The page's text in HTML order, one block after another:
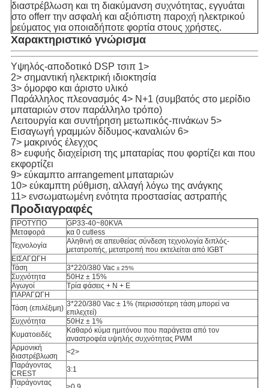
διαστρέβλωση και τη διακύμανση συχνότητας, εγγυάται
στο offerr την ασφαλή και αξιόπιστη παροχή ηλεκτρικού
ρεύματος για οποιαδήποτε φορτία στους χρήστες.
Χαρακτηριστικό γνώρισμα
Υψηλός-αποδοτικό DSP τσιπ 1>
2> σημαντική ηλεκτρική ιδιοκτησία
3> όμορφο και άριστο υλικό
Παράλληλος πλεονασμός 4> N+1 (συμβατός στο μερίδιο
μπαταριών στον παράλληλο τρόπο)
Λειτουργία και συντήρηση μετωπικός-πινάκων 5>
Εισαγωγή γραμμών δίδυμος-καναλιών 6>
7> μακρινός έλεγχος
8> ευφυής διαχείριση της μπαταρίας που φορτίζει και που
εκφορτίζει
9> εύκαμπτο arrrangement μπαταριών
10> εύκαμπτη ρύθμιση, αλλαγή λόγω της ανάγκης
11> ενσωματωμένη ενότητα προστασίας αστραπής
Προδιαγραφές
ΠΡΟΤΥΠΟ
GP33-40~80KVA
Μεταφορά
κα 0 cutless
Τεχνολογία
Αληθινή σε απευθείας σύνδεση τεχνολογία διπλός-
μετατροπής, μετατροπή που εκτελείται από IGBT
ΕΙΣΑΓΩΓΗ
Τάση
3*220/380 Vac ± 25%
Συχνότητα
50Hz ± 15%
Αγωγοί
Τρία φάσεις + Ν + Ε
ΠΑΡΑΓΩΓΗ
Τάση (επιλέξιμη) 3*220/380 Vac ±1% (περισσότερη τάση μπορεί να
επιλεχτεί)
Συχνότητα
50Hz ± 1%
Κυματοειδές
Καθαρό κύμα ημιτόνου που παράγεται από τον
αναστροφέα υψηλής συχνότητας PWM
Αρμονική
διαστρέβλωση
<2>
Παράγοντας
CREST
3:1
Παράγοντας